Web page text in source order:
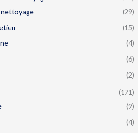
nettoyage
(29)
(15)
(4)
(6)
(2)
(171)
(9)
(4)